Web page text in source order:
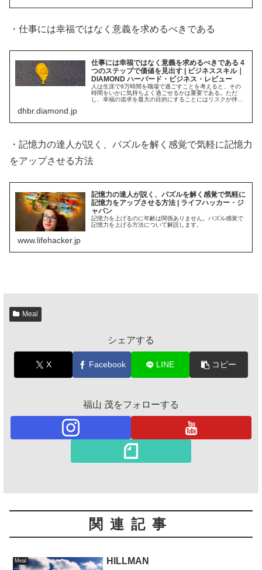
・仕事には幸福ではなく意義を求めるべきである
仕事には幸福ではなく意義を求めるべきである 4
つのステップで価値を見出す | ビジネススキル｜
DIAMOND ハーバード・ビジネス・レビュー
人は生涯で9万時間を職場で過ごすことを考えると、その
時間をいかに気持ちよく過ごせるかは重要である。ただ
し、幸福の追求を最大の目的にすることにはリスクが伴
dhbr.diamond.jp
・記憶力の達人が説く、パズルを解く感覚で気軽に記憶力
をアップさせる方法
記憶力の達人が説く、パズルを解く感覚で気軽に
記憶力をアップさせる方法 | ライフハッカー・ジ
ャパン
記憶力を上げるのに年齢は関係ありません。パズル感覚で
記憶力を上げる方法について解説します。
www.lifehacker.jp
Meal
シェアする
X Facebook LINE コピー
福山 茂をフォローする
関連記事
Meal HILLMAN